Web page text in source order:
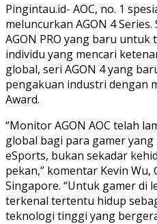
Pingintau.id- AOC, no. 1
meluncurkan AGON 4
AGON PRO yang baru
individu yang mencari
global, seri AGON 4 yang
pengakuan industri dengan
Award.
“Monitor AGON AOC telah
global bagi para gamer
eSports, bukan sekadar
pekan,” komentar Kevin
Singapore. “Untuk gamer di
terkenal tertentu hidup
teknologi tinggi yang